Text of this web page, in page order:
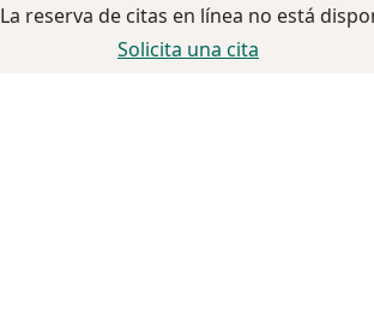
La reserva de citas en línea no está
Solicita una cita